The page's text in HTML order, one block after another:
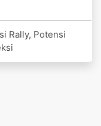
Rally, Potensi